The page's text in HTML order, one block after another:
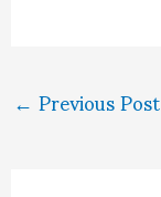
←Previous Post